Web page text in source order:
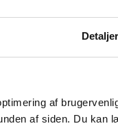
Detaljer
af
af siden. Du kan